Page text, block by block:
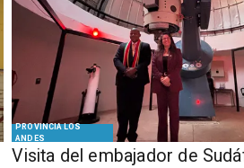
PROVINCIA LOS
ANDES
​Visita del embajador de